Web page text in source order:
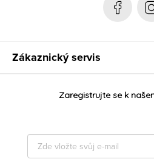
Zákaznický servis
Zaregistrujte se k